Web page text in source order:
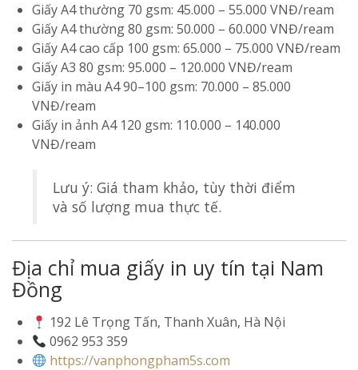
Giấy A4 thường 70 gsm: 45.000 – 55.000 VNĐ/ream
Giấy A4 thường 80 gsm: 50.000 – 60.000 VNĐ/ream
Giấy A4 cao cấp 100 gsm: 65.000 – 75.000 VNĐ/ream
Giấy A3 80 gsm: 95.000 – 120.000 VNĐ/ream
Giấy in màu A4 90–100 gsm: 70.000 – 85.000
VNĐ/ream
Giấy in ảnh A4 120 gsm: 110.000 – 140.000
VNĐ/ream
Lưu ý: Giá tham khảo, tùy thời điểm
và số lượng mua thực tế.
Địa chỉ mua giấy in uy tín tại Nam
Đồng
192 Lê Trọng Tấn, Thanh Xuân, Hà Nội
0962 953 359
https://vanphongpham5s.com